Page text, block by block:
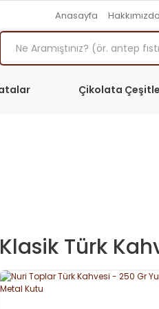
Anasayfa
Çikolata
Klasik Türk